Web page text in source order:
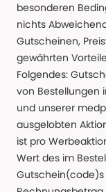
besonderen
nichts
Gutscheinen,
gewährten
Folgendes:
von Bestellungen
und unserer
ausgelobten
ist pro
Wert des im